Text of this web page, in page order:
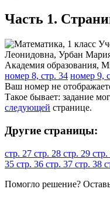
Часть 1.
номер 8, стр. 34 номер 9,
Ваш номер не
Такое бывает: задание
следующей странице.
Другие страницы:
стр. 27 стр. 28 стр. 29 стр.
35 стр. 36 стр. 37 стр. 38
Помогло решение?